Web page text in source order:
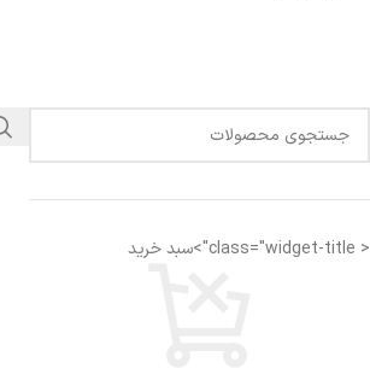
< class="widget-title">سبد خرید